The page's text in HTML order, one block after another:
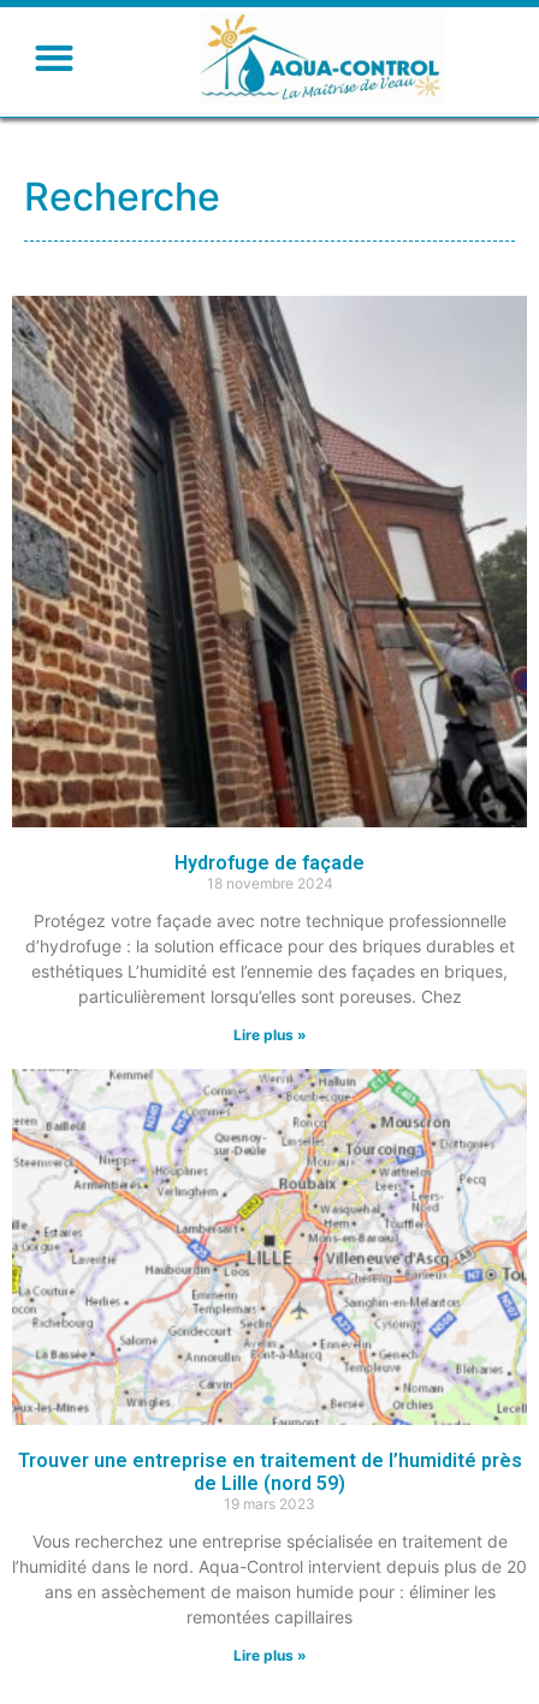
Recherche
Hydrofuge de façade
18 novembre 2024
Protégez votre façade avec notre technique professionnelle
d’hydrofuge : la solution efficace pour des briques durables et
esthétiques L’humidité est l’ennemie des façades en briques,
particulièrement lorsqu’elles sont poreuses. Chez
Lire plus »
Trouver une entreprise en traitement de l’humidité près
de Lille (nord 59)
19 mars 2023
Vous recherchez une entreprise spécialisée en traitement de
l’humidité dans le nord. Aqua-Control intervient depuis plus de 20
ans en assèchement de maison humide pour : éliminer les
remontées capillaires
Lire plus »